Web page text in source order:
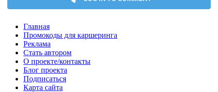
Главная
Промокоды для каршеринга
Реклама
Стать автором
О проекте/контакты
Блог проекта
Подписаться
Карта сайта